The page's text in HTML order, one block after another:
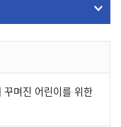
꾸며진 어린이를 위한